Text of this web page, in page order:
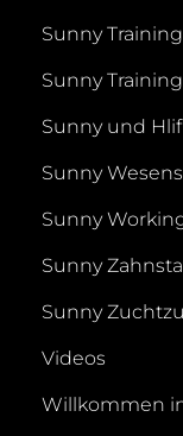
Sunny Training
Sunny Training
Sunny und
Sunny
Sunny
Sunny
Sunny
Videos
Willkommen